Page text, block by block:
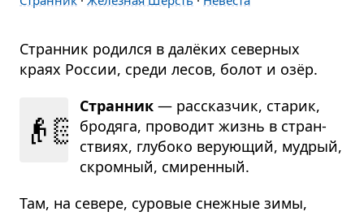
Странник родился в далёких северных
краях России, среди лесов, болот и озёр.
👴🏻
Странник — рас­сказ­чик, ста­рик,
бро­дяга, про­во­дит жизнь в стран­
ствиях, глу­боко веру­ю­щий, муд­рый,
скром­ный, сми­рен­ный.
Там, на севере, суровые снежные зимы,